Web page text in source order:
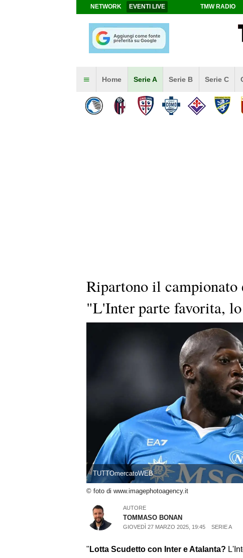
NETWORK EVENTI LIVE TMW RADIO
Home Serie A Serie B Serie C
Ripartono il
"L'Inter parte favorita,
TUTTOmercatoWEB
© foto di www.imagephotoagency.it
AUTORE
TOMMASO BONAN
GIOVEDÌ 27 MARZO 2025, 19:45 SERIE A
" Lotta Scudetto con Inter e Atalanta?